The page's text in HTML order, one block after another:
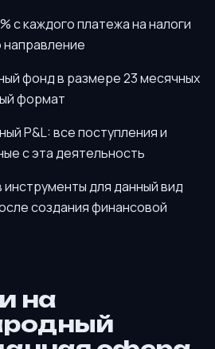
с каждого платежа на налоги
направление
фонд в размере 23 месячных
формат
P&L: все поступления и
с эта деятельность
для данный вид
создания финансовой
на